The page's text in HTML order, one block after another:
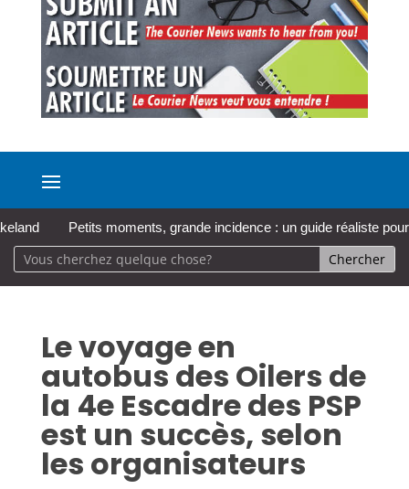
Petits moments, grande incidence : un guide réaliste pour
Le voyage en
autobus des Oilers de
la 4e Escadre des PSP
est un succès, selon
les organisateurs